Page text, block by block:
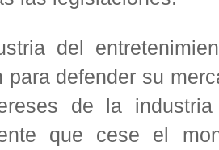
del
para defender su
de la
que cese el